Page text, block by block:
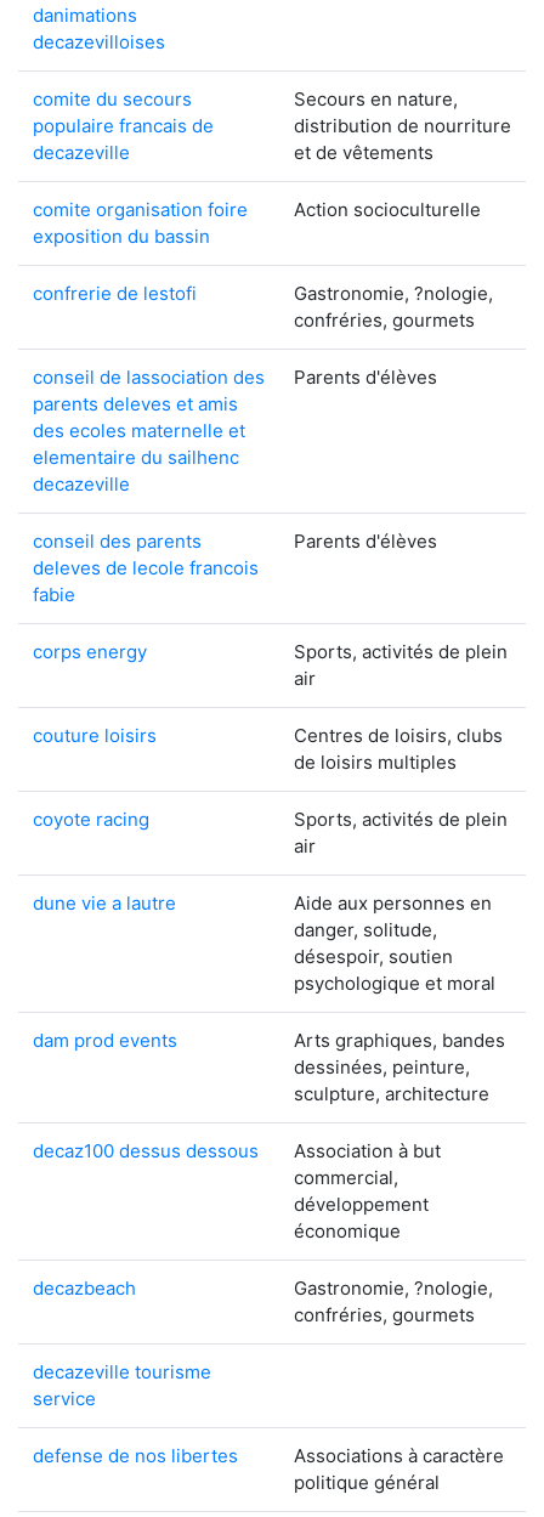
danimations
decazevilloises
comite du secours
populaire francais de
decazeville
Secours en nature,
distribution de nourriture
et de vêtements
comite organisation foire
exposition du bassin
Action socioculturelle
confrerie de lestofi
Gastronomie, ?nologie,
confréries, gourmets
conseil de lassociation des
parents deleves et amis
des ecoles maternelle et
elementaire du sailhenc
decazeville
Parents d'élèves
conseil des parents
deleves de lecole francois
fabie
Parents d'élèves
corps energy
Sports, activités de plein
air
couture loisirs
Centres de loisirs, clubs
de loisirs multiples
coyote racing
Sports, activités de plein
air
dune vie a lautre
Aide aux personnes en
danger, solitude,
désespoir, soutien
psychologique et moral
dam prod events
Arts graphiques, bandes
dessinées, peinture,
sculpture, architecture
decaz100 dessus dessous
Association à but
commercial,
développement
économique
decazbeach
Gastronomie, ?nologie,
confréries, gourmets
decazeville tourisme
service
defense de nos libertes
Associations à caractère
politique général